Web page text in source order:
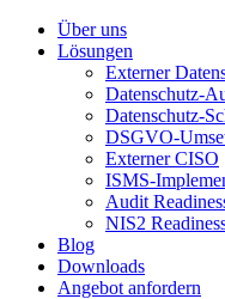
Über uns
Lösungen
Externer
Datenschutz-
Datenschutz-
DSGVO-
Externer CISO
ISMS-
Audit
NIS2
Blog
Downloads
Angebot anfordern